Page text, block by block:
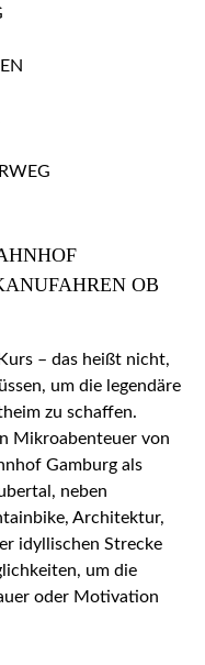
OB
– das heißt nicht,
um die legendäre
zu schaffen.
Mikroabenteuer von
Gamburg als
neben
Architektur,
idyllischen Strecke
um die
oder Motivation